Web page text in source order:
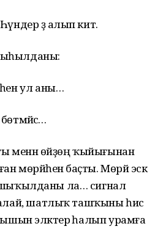
ҙә алып кит.
ыһылданы:
ул аны…
менән өйҙөң ҡыйығынан
мөрйәһенә баҫты. Мөрйә эскә
шыҡылданы ла… сигнал
шатлыҡ ташҡыны һис
эләктерә һалып урамға